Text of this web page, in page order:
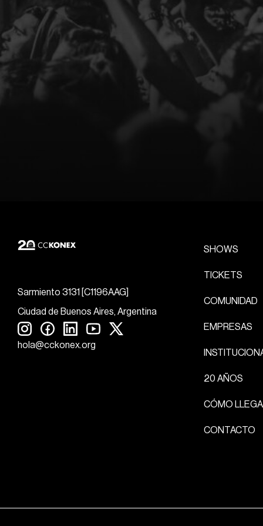
Sarmiento 3131 [C1196AAG]
Ciudad de Buenos Aires, Argentina
hola@cckonex.org
SHOWS
TICKETS
COMUNIDAD
EMPRESAS
20 AÑOS
CÓMO
CONTACTO